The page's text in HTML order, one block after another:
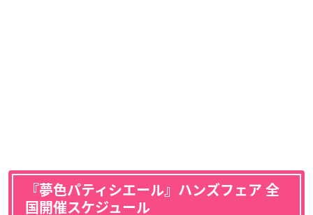
『夢色パティシエール』ハンズフェア 全
国開催スケジュール